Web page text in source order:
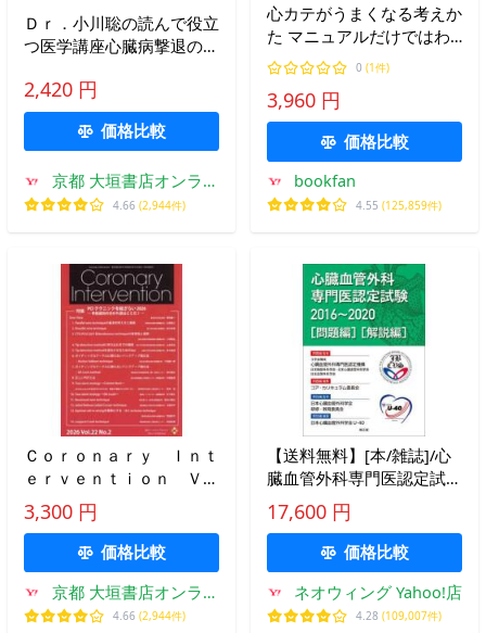
Ｄｒ．小川聡の読んで役立
つ医学講座心臓病撃退のた
2,420 円
価格比較
京都 大垣書店オンライ
ン
4.66 (2,944件)
心カテがうまくなる考えか
た マニュアルだけではわ
からない 思わぬことが起
きても次の一手が見えてく
る51のハナシ/河村朗夫
0 (1件)
3,960 円
価格比較
bookfan
4.55 (125,859件)
Ｃｏｒｏｎａｒｙ Ｉｎｔ
ｅｒｖｅｎｔｉｏｎ Ｖｏ
ｌ．２２Ｎｏ．２（２０２
６）
3,300 円
価格比較
京都 大垣書店オンライ
ン
4.66 (2,944件)
【送料無料】[本/雑誌]/心
臓血管外科専門医認定試験
2016〜2020 〈問題編〉
〈解説編〉 2巻セット/3学
会構成心臓血管外科専門医
認定機構/ほか
17,600 円
価格比較
ネオウィング Yahoo!店
4.28 (109,007件)